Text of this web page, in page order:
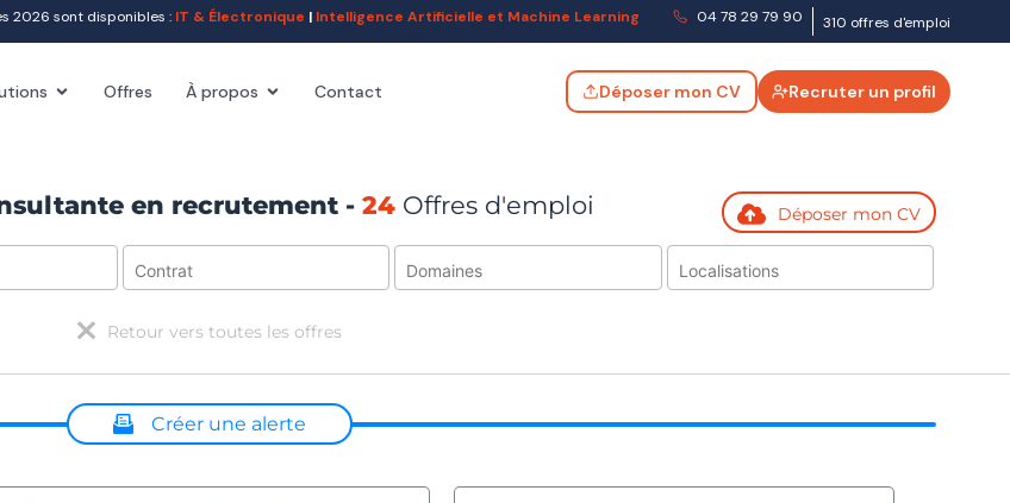
2026 sont disponibles : IT & Électronique | Intelligence Artificielle et Machine Learning 04 78 29 79 90 310 offres d'emploi
Offres À propos Contact Déposer mon CV Recruter un profil
en recrutement - 24 Offres d'emploi Déposer mon CV
Retour vers toutes les offres
Créer une alerte